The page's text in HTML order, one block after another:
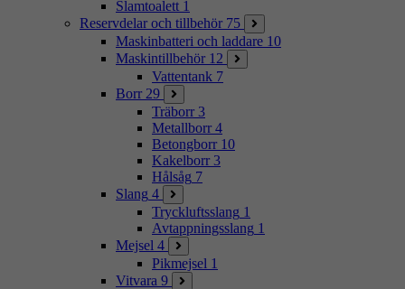
Slamtoalett 1
Reservdelar och tillbehör 75
Maskinbatteri och laddare 10
Maskintillbehör 12
Vattentank 7
Borr 29
Träborr 3
Metallborr 4
Betongborr 10
Kakelborr 3
Hålsåg 7
Slang 4
Tryckluftsslang 1
Avtappningsslang 1
Mejsel 4
Pikmejsel 1
Vitvara 9